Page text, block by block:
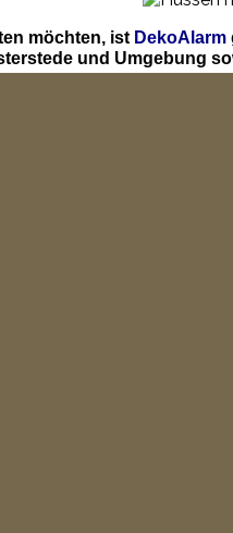
möchten, ist DekoAlarm
und Umgebung